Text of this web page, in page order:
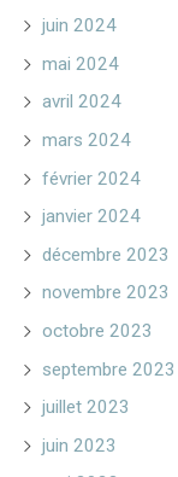
juin 2024
mai 2024
avril 2024
mars 2024
février 2024
janvier 2024
décembre 2023
novembre 2023
octobre 2023
septembre 2023
juillet 2023
juin 2023